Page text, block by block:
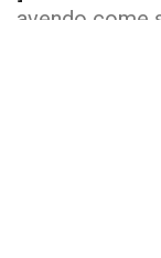
avendo come